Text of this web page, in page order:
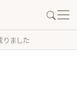
りました